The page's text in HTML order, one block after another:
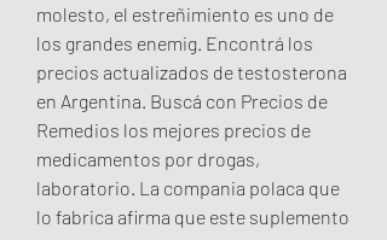
molesto, el estreñimiento es uno de
los grandes enemig. Encontrá los
precios actualizados de testosterona
en Argentina. Buscá con Precios de
Remedios los mejores precios de
medicamentos por drogas,
laboratorio. La compania polaca que
lo fabrica afirma que este suplemento